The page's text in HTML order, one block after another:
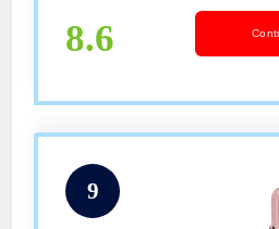
Affari/Viaggi/Scuola –
8.6
9